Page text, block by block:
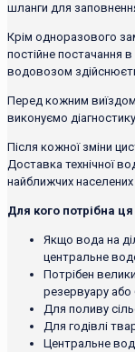
шланги для
Крім одноразового
постійне постачання
водовозом
Перед кожним виїздом
виконуємо
Після кожної зміни
Доставка технічної
найближчих населених
Для кого потрібна
Якщо вода на
центральне
Потрібен
резервуару або
Для поливу
Для годівлі
Центральне